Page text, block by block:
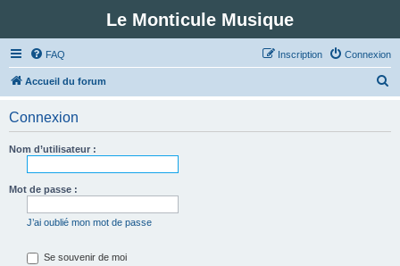
Le Monticule Musique
FAQ Connexion
Inscription
Accueil du forum
Connexion
Nom d’utilisateur :
Mot de passe :
J’ai oublié mon mot de passe
Se souvenir de moi